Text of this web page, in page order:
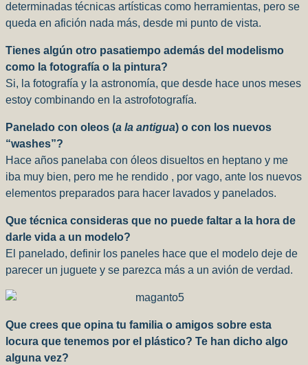
determinadas técnicas artísticas como herramientas, pero se
queda en afición nada más, desde mi punto de vista.
Tienes algún otro pasatiempo además del modelismo
como la fotografía o la pintura?
Si, la fotografía y la astronomía, que desde hace unos meses
estoy combinando en la astrofotografía.
Panelado con oleos (a la antigua) o con los nuevos
“washes”?
Hace años panelaba con óleos disueltos en heptano y me
iba muy bien, pero me he rendido , por vago, ante los nuevos
elementos preparados para hacer lavados y panelados.
Que técnica consideras que no puede faltar a la hora de
darle vida a un modelo?
El panelado, definir los paneles hace que el modelo deje de
parecer un juguete y se parezca más a un avión de verdad.
Que crees que opina tu familia o amigos sobre esta
locura que tenemos por el plástico? Te han dicho algo
alguna vez?